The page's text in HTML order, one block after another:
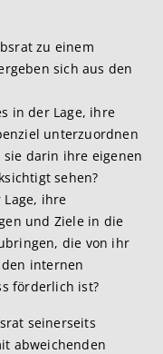
zu einem
sich aus den
in der Lage, ihre
unterzuordnen
darin ihre eigenen
sehen?
ihre
und Ziele in die
die von ihr
internen
förderlich ist?
seinerseits
abweichenden